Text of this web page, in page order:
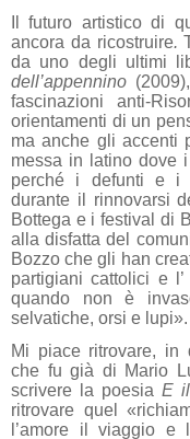
Il futuro artistico di
ancora da ricostruire.
da uno degli ultimi
dell’appennino
fascinazioni anti-
orientamenti di un
ma anche gli accenti
messa in latino dove
perché i defunti e i
durante il rinnovarsi
Bottega e i festival di
alla disfatta del
Bozzo che gli han
partigiani cattolici e l’
quando non è
selvatiche, orsi e lupi».
Mi piace ritrovare, in
che fu già di Mario
scrivere la poesia E
ritrovare quel
l’amore il viaggio e